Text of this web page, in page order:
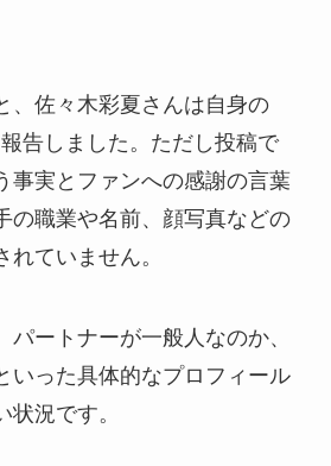
、佐々木彩夏さんは自身の
告しました。ただし投稿で
事実とファンへの感謝の言葉
の職業や名前、顔写真などの
ていません。
ートナーが一般人なのか、
いった具体的なプロフィール
況です。